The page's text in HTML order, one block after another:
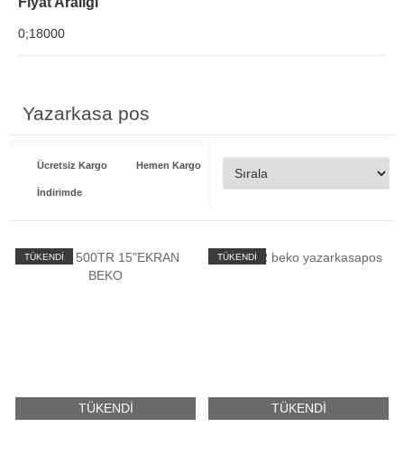
Yazarkasa pos
Ücretsiz Kargo Hemen Kargo
İndirimde
TÜKENDİ
TÜKENDİ
TÜKENDİ
TÜKENDİ